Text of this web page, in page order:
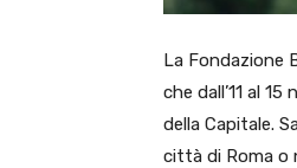
La Fondazione
che dall’11 al
della Capitale.
città di Roma o